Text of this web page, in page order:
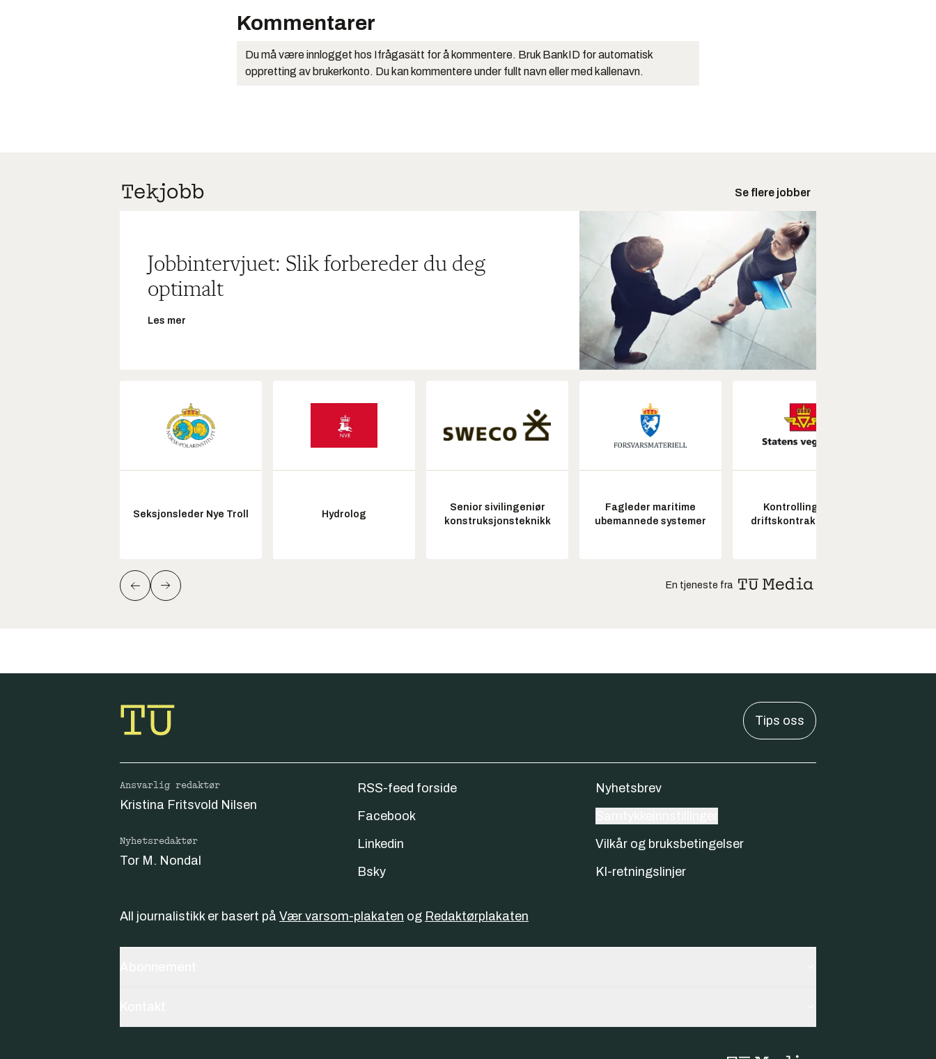
Kommentarer
Du må være innlogget hos Ifrågasätt for å kommentere. Bruk BankID for automatisk
oppretting av brukerkonto. Du kan kommentere under fullt navn eller med kallenavn.
Se flere jobber
Jobbintervjuet: Slik forbereder du deg
optimalt
Les mer
Seksjonsleder Nye Troll Hydrolog
Senior sivilingeniør
konstruksjonsteknikk
Fagleder maritime
ubemannede systemer
Kontrollingeniør
driftskontrakt elektro
En tjeneste fra
Tips oss
Ansvarlig redaktør
Kristina Fritsvold Nilsen
Nyhetsredaktør
Tor M. Nondal
RSS-feed forside
Facebook
Linkedin
Bsky
Nyhetsbrev
Vilkår og bruksbetingelser
KI-retningslinjer
All journalistikk er basert på Vær varsom-plakaten og Redaktørplakaten